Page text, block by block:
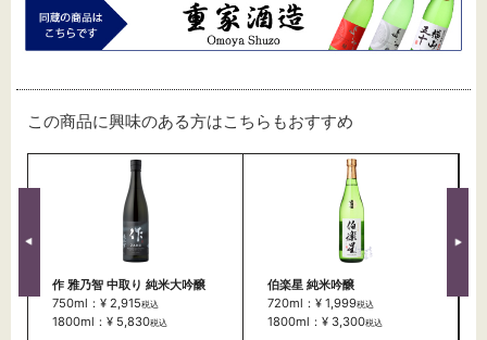
この商品に興味のある方はこちらもおすすめ
作 雅乃智 中取り 純米大吟醸
750ml：¥ 2,915税込
1800ml：¥ 5,830税込
伯楽星 純米吟醸
720ml：¥ 1,999税込
1800ml：¥ 3,300税込